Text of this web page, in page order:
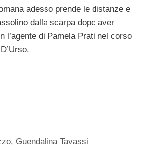
adesso prende le distanze e
dalla scarpa dopo aver
l’agente di Pamela Prati nel corso
, Guendalina Tavassi